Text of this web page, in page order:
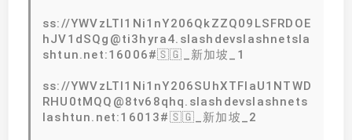
ss://YWVzLTI1Ni1nY206QkZZQ09LSFRDOE
hJV1dSQg@ti3hyra4.slashdevslashnetsla
shtun.net:16006#🇸🇬_新加坡_1
ss://YWVzLTI1Ni1nY206SUhXTFlaU1NTWD
RHU0tMQQ@8tv68qhq.slashdevslashnets
lashtun.net:16013#🇸🇬_新加坡_2